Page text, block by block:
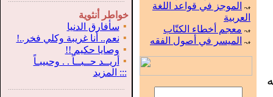
خواطر أنثوية
▪ سأفارق الدنيا
▪ نعم.. أنا غريبة وكلي فخر..!
▪ وصايا حكيم !!
▪
أريــد حــبــاً . . وحبيبـاً
::: المزيد
الموجز في قواعد اللغة
العربية
معجم أخطاء الكتّاب
الميسر في أصول الفقه